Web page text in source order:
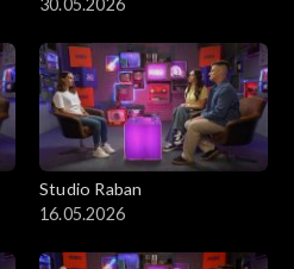
Studio Raban
16.05.2026